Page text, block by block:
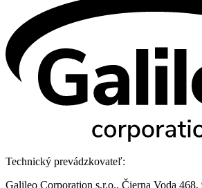
Technický prevádzkovateľ:
Galileo Corporation s.r.o., Čierna Voda 468,